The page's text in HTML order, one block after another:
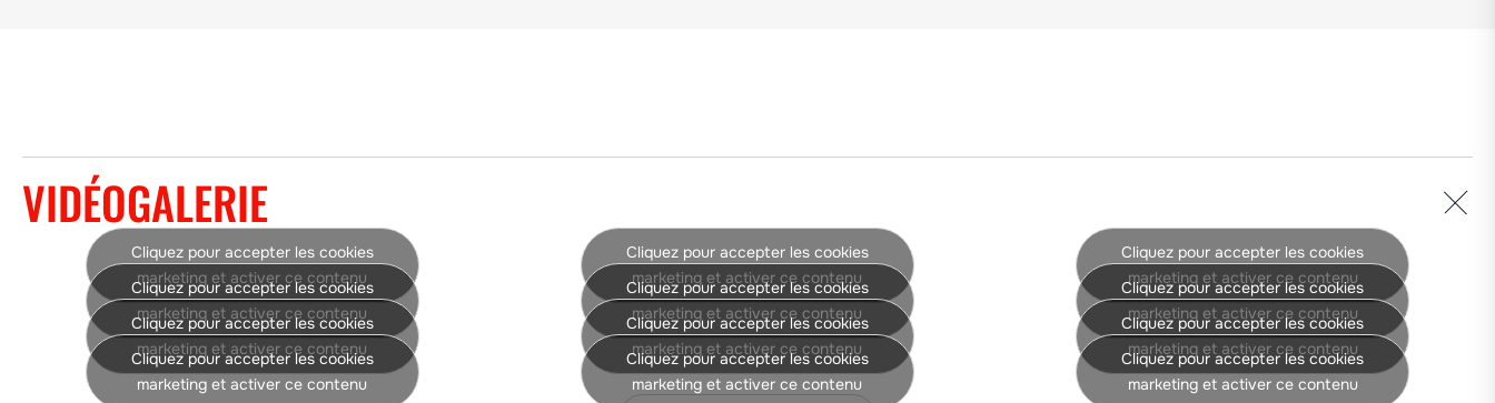
VIDÉOGALERIE
Cliquez pour accepter les cookies
marketing et activer ce contenu
Cliquez pour accepter les cookies
marketing et activer ce contenu
Cliquez pour accepter les cookies
marketing et activer ce contenu
Cliquez pour accepter les cookies
marketing et activer ce contenu
Cliquez pour accepter les cookies
marketing et activer ce contenu
Cliquez pour accepter les cookies
marketing et activer ce contenu
Cliquez pour accepter les cookies
marketing et activer ce contenu
Cliquez pour accepter les cookies
marketing et activer ce contenu
Cliquez pour accepter les cookies
marketing et activer ce contenu
Cliquez pour accepter les cookies
marketing et activer ce contenu
Cliquez pour accepter les cookies
marketing et activer ce contenu
Cliquez pour accepter les cookies
marketing et activer ce contenu